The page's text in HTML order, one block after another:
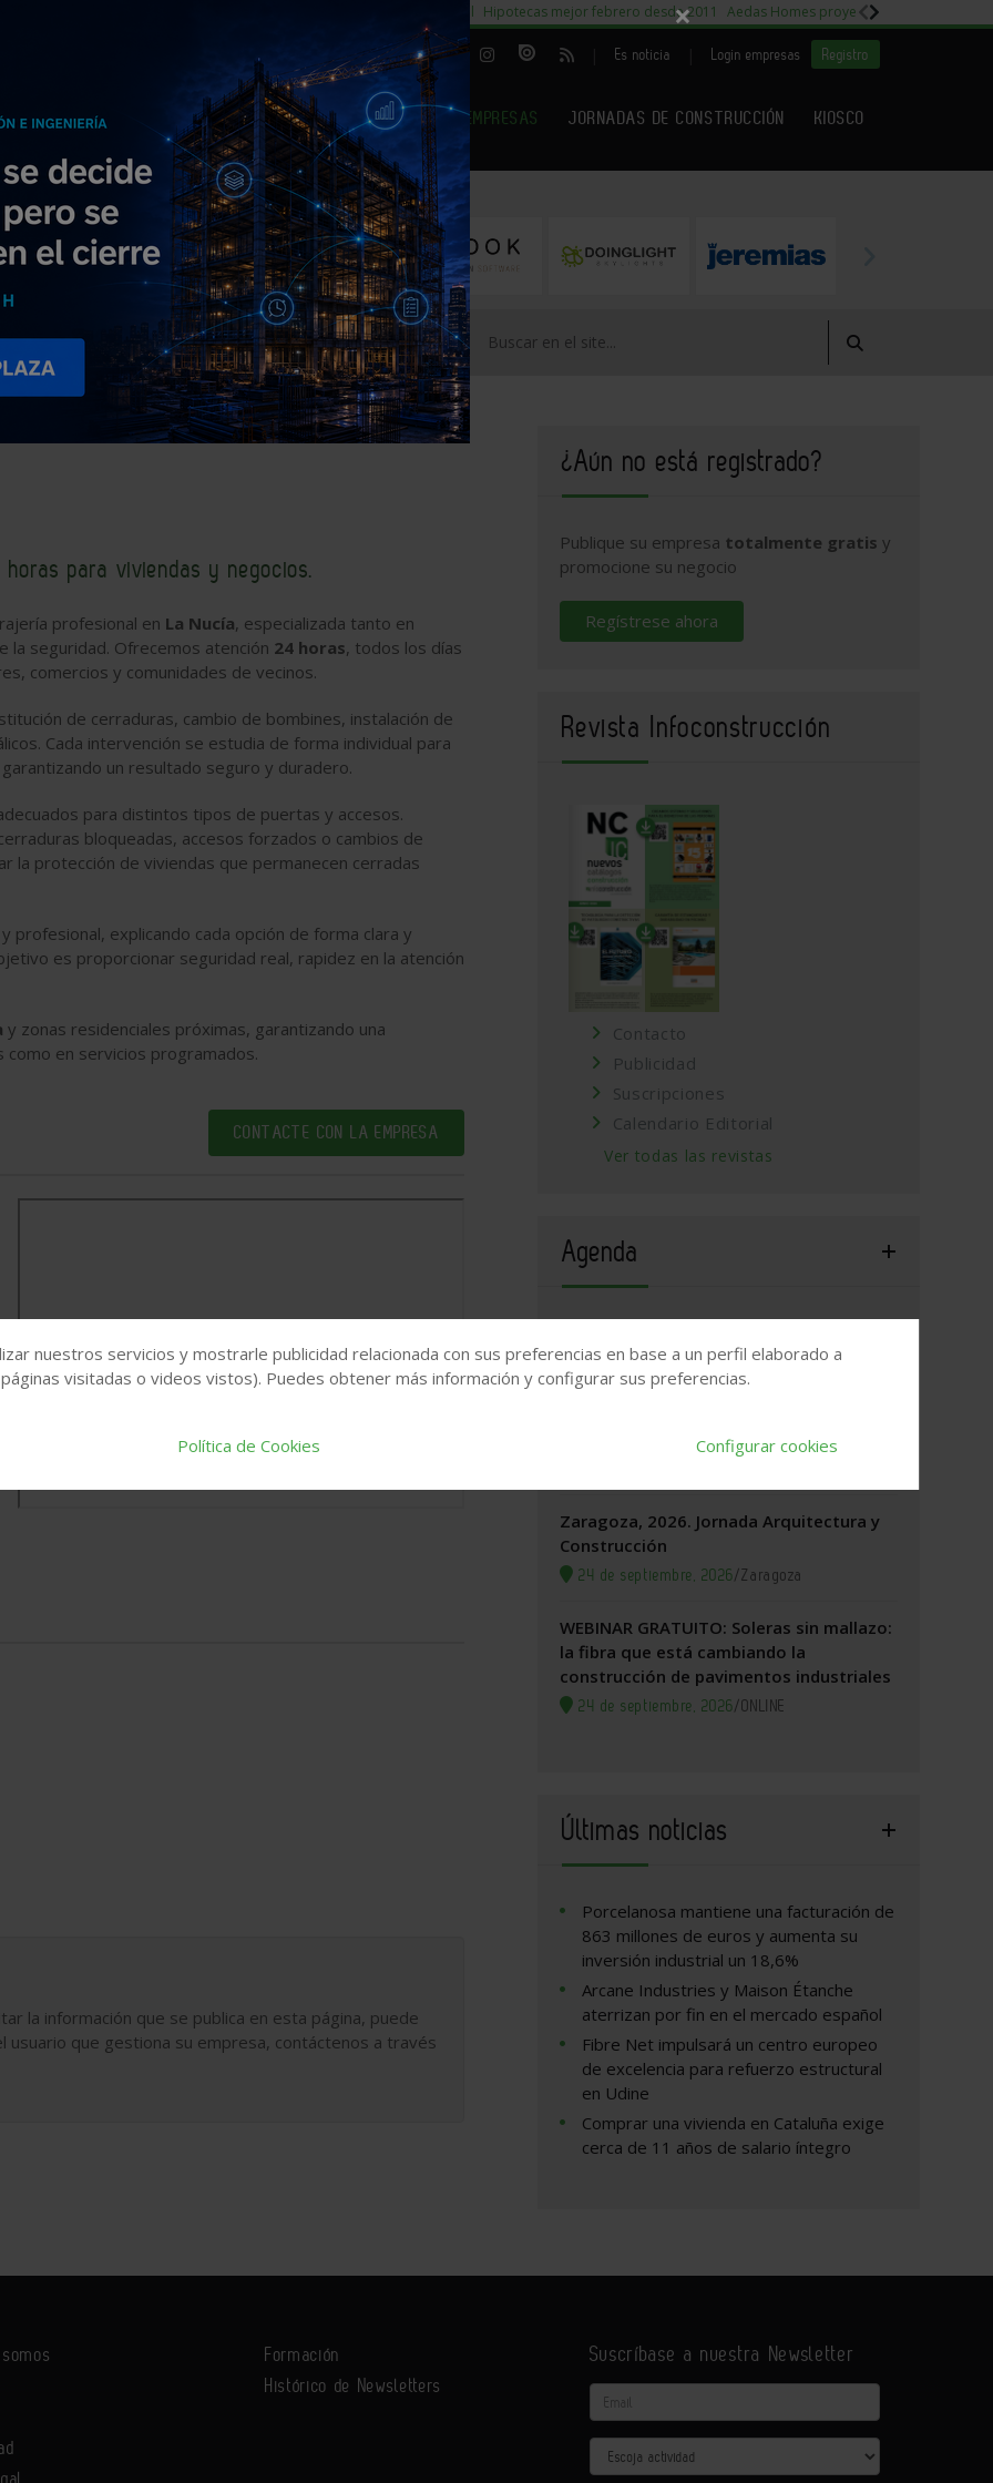
29% cambiar al alquiler temporal Hipotecas mejor febrero desde 2011 Aedas Homes proyecto Fiora
| Es noticia Login empresas Registro
NOTICIAS PRODUCTOS AGENDA ARTÍCULOS EMPRESAS JORNADAS DE CONSTRUCCIÓN KIOSCO
EMPRESAS PREMIUM
Max
para viviendas y negocios.
profesional en La Nucía, especializada tanto en
seguridad. Ofrecemos atención 24 horas, todos los días
comercios y comunidades de vecinos.
de cerraduras, cambio de bombines, instalación de
Cada intervención se estudia de forma individual para
un resultado seguro y duradero.
para distintos tipos de puertas y accesos.
bloqueadas, accesos forzados o cambios de
la protección de viviendas que permanecen cerradas
profesional, explicando cada opción de forma clara y
es proporcionar seguridad real, rapidez en la atención
y zonas residenciales próximas, garantizando una
en servicios programados.
CONTACTE CON LA EMPRESA
la información que se publica en esta página, puede
usuario que gestiona su empresa, contáctenos a través
¿Aún no está registrado?
Publique su empresa totalmente gratis y
promocione su negocio
Regístrese ahora
Revista Infoconstrucción
Contacto
Publicidad
Suscripciones
Calendario Editorial
Ver todas las revistas
Agenda
17 de septiembre, 2026 /ONLINE
Zaragoza, 2026. Jornada Arquitectura y
Construcción
24 de septiembre, 2026/Zaragoza
WEBINAR GRATUITO: Soleras sin mallazo:
la fibra que está cambiando la
construcción de pavimentos industriales
24 de septiembre, 2026/ONLINE
Últimas noticias
Porcelanosa mantiene una facturación de
863 millones de euros y aumenta su
inversión industrial un 18,6%
Arcane Industries y Maison Étanche
aterrizan por fin en el mercado español
Fibre Net impulsará un centro europeo
de excelencia para refuerzo estructural
en Udine
Comprar una vivienda en Cataluña exige
cerca de 11 años de salario íntegro
Formación
Histórico de Newsletters
Suscríbase a nuestra Newsletter
Email
Actividad
nuestros servicios y mostrarle publicidad relacionada con sus preferencias en base a un perfil elaborado a
visitadas o videos vistos). Puedes obtener más información y configurar sus preferencias.
Política de Cookies Configurar cookies
×